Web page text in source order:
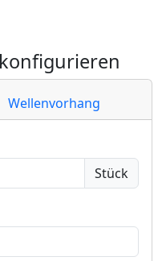
Wellenvorhang
Stück